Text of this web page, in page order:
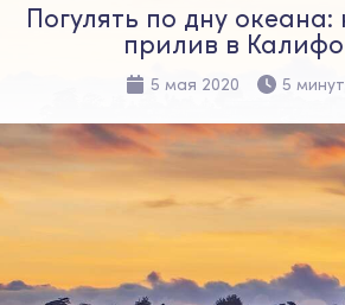
Погулять по дну
прилив в
5 мая 2020 5